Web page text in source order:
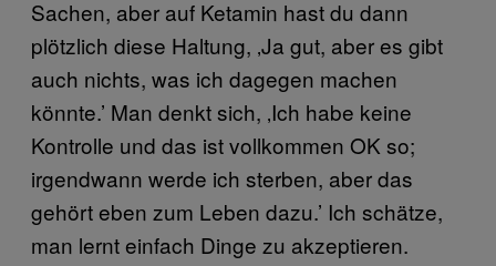
Sachen, aber auf Ketamin hast du dann
plötzlich diese Haltung, ‚Ja gut, aber es gibt
auch nichts, was ich dagegen machen
könnte.’ Man denkt sich, ‚Ich habe keine
Kontrolle und das ist vollkommen OK so;
irgendwann werde ich sterben, aber das
gehört eben zum Leben dazu.’ Ich schätze,
man lernt einfach Dinge zu akzeptieren.